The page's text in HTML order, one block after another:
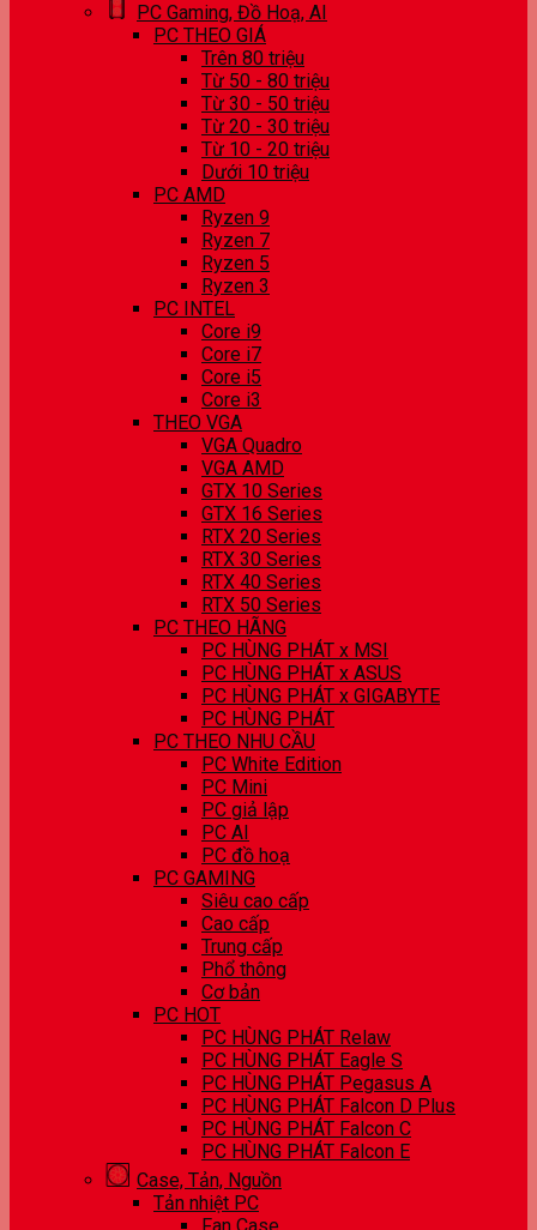
PC Gaming, Đồ Hoạ, AI
PC THEO GIÁ
Trên 80 triệu
Từ 50 - 80 triệu
Từ 30 - 50 triệu
Từ 20 - 30 triệu
Từ 10 - 20 triệu
Dưới 10 triệu
PC AMD
Ryzen 9
Ryzen 7
Ryzen 5
Ryzen 3
PC INTEL
Core i9
Core i7
Core i5
Core i3
THEO VGA
VGA Quadro
VGA AMD
GTX 10 Series
GTX 16 Series
RTX 20 Series
RTX 30 Series
RTX 40 Series
RTX 50 Series
PC THEO HÃNG
PC HÙNG PHÁT x MSI
PC HÙNG PHÁT x ASUS
PC HÙNG PHÁT x GIGABYTE
PC HÙNG PHÁT
PC THEO NHU CẦU
PC White Edition
PC Mini
PC giả lập
PC AI
PC đồ hoạ
PC GAMING
Siêu cao cấp
Cao cấp
Trung cấp
Phổ thông
Cơ bản
PC HOT
PC HÙNG PHÁT Relaw
PC HÙNG PHÁT Eagle S
PC HÙNG PHÁT Pegasus A
PC HÙNG PHÁT Falcon D Plus
PC HÙNG PHÁT Falcon C
PC HÙNG PHÁT Falcon E
Case, Tản, Nguồn
Tản nhiệt PC